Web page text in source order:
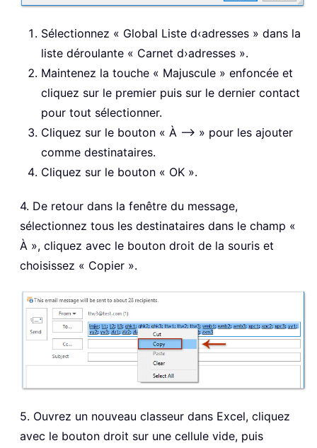
Sélectionnez « Global Liste d‹adresses » dans la
liste déroulante « Carnet d›adresses ».
Maintenez la touche « Majuscule » enfoncée et
cliquez sur le premier puis sur le dernier contact
pour tout sélectionner.
Cliquez sur le bouton « À --> » pour les ajouter
comme destinataires.
Cliquez sur le bouton « OK ».
4. De retour dans la fenêtre du message,
sélectionnez tous les destinataires dans le champ «
À », cliquez avec le bouton droit de la souris et
choisissez « Copier ».
5. Ouvrez un nouveau classeur dans Excel, cliquez
avec le bouton droit sur une cellule vide, puis